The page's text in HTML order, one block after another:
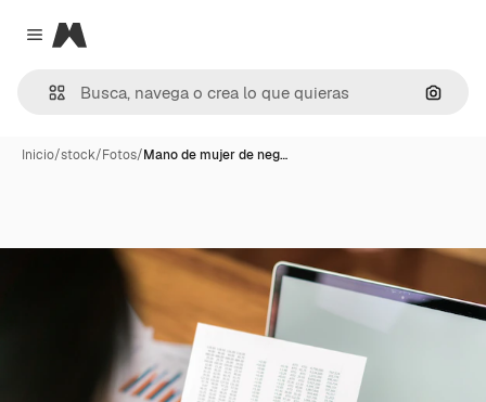
Close menu
Magnific
Inicio/stock/Fotos/Mano de mujer de neg…